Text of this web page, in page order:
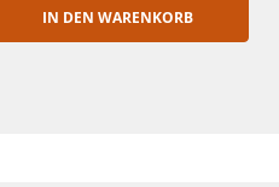
IN DEN WARENKORB